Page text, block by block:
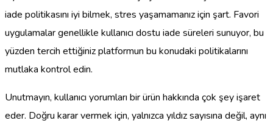
iade politikasını iyi bilmek, stres yaşamamanız için şart. Favori
uygulamalar genellikle kullanıcı dostu iade süreleri sunuyor, bu
yüzden tercih ettiğiniz platformun bu konudaki politikalarını
mutlaka kontrol edin.
Unutmayın, kullanıcı yorumları bir ürün hakkında çok şey işaret
eder. Doğru karar vermek için, yalnızca yıldız sayısına değil, aynı